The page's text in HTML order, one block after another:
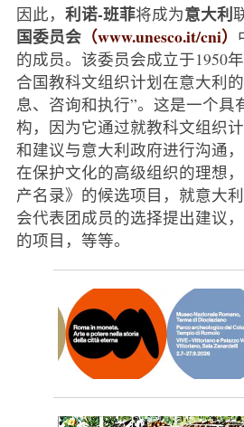
因此， 利诺-班菲将成为意大利
国委员会（www.unesco.it/cni）
的成员。该委员会成立于1950
合国教科文组织计划在意大利
息、咨询和执行”。这是一个具
构，因为它通过就教科文组织
和建议与意大利政府进行沟通
在保护文化的高级组织的理想
产名录》的候选项目，就意大
会代表团成员的选择提出建议
的项目，等等。